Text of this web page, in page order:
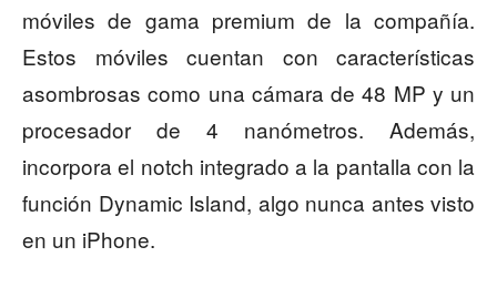
móviles de gama premium de la compañía.
Estos móviles cuentan con características
asombrosas como una cámara de 48 MP y un
procesador de 4 nanómetros. Además,
incorpora el notch integrado a la pantalla con la
función Dynamic Island, algo nunca antes visto
en un iPhone.